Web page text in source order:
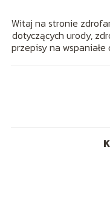
Witaj na stronie
dotyczących urody,
przepisy na